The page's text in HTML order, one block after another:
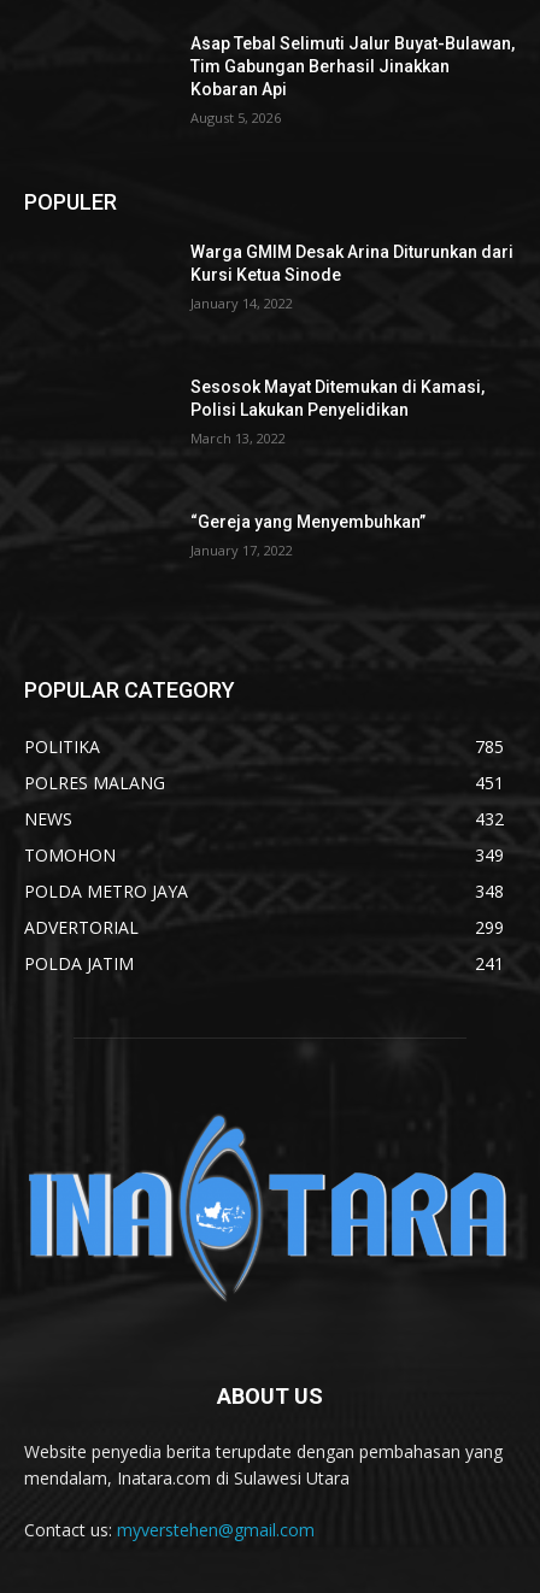
Asap Tebal Selimuti Jalur Buyat-Bulawan,
Tim Gabungan Berhasil Jinakkan
Kobaran Api
August 5, 2026
POPULER
Warga GMIM Desak Arina Diturunkan dari
Kursi Ketua Sinode
January 14, 2022
Sesosok Mayat Ditemukan di Kamasi,
Polisi Lakukan Penyelidikan
March 13, 2022
“Gereja yang Menyembuhkan”
January 17, 2022
POPULAR CATEGORY
POLITIKA
785
POLRES MALANG
451
NEWS
432
TOMOHON
349
POLDA METRO JAYA
348
ADVERTORIAL
299
POLDA JATIM
241
ABOUT US
Website penyedia berita terupdate dengan pembahasan yang
mendalam, Inatara.com di Sulawesi Utara
Contact us: myverstehen@gmail.com